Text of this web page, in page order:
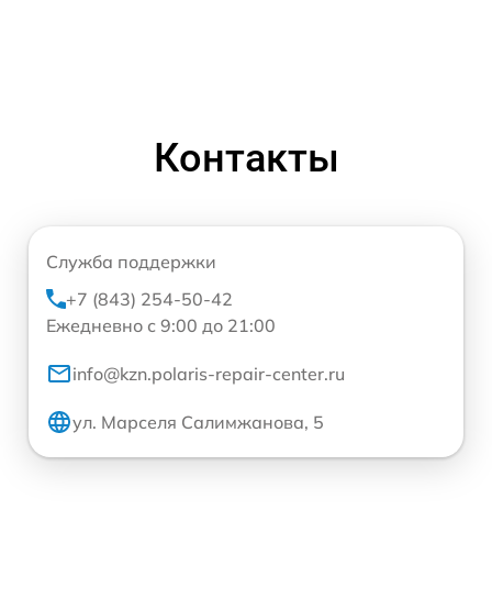
Контакты
Служба поддержки
+7 (843) 254-50-42
Ежедневно с 9:00 до 21:00
info@kzn.polaris-repair-center.ru
ул. Марселя Салимжанова, 5